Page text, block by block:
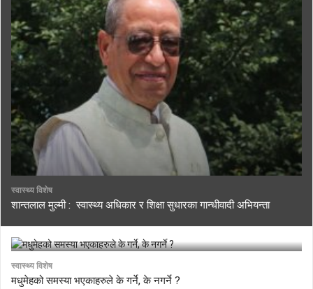
स्वास्थ्य विशेष
शान्तलाल मुल्मी : स्वास्थ्य अधिकार र शिक्षा सुधारका गान्धीवादी अभियन्ता
स्वास्थ्य विशेष
मधुमेहको समस्या भएकाहरुले के गर्ने, के नगर्ने ?